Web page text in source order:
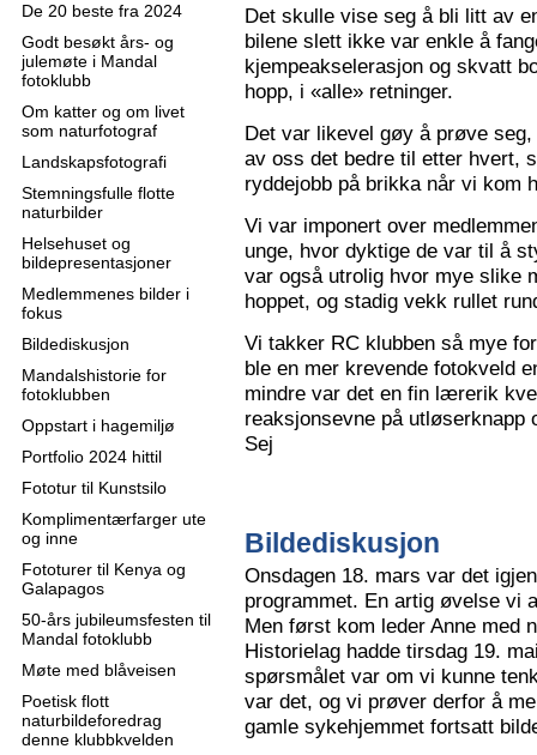
De 20 beste fra 2024
Godt besøkt års- og
julemøte i Mandal
fotoklubb
Om katter og om livet
som naturfotograf
Landskapsfotografi
Stemningsfulle flotte
naturbilder
Helsehuset og
bildepresentasjoner
Medlemmenes bilder i
fokus
Bildediskusjon
Mandalshistorie for
fotoklubben
Oppstart i hagemiljø
Portfolio 2024 hittil
Fototur til Kunstsilo
Komplimentærfarger ute
og inne
Fototurer til Kenya og
Galapagos
50-års jubileumsfesten til
Mandal fotoklubb
Møte med blåveisen
Poetisk flott
naturbildeforedrag
denne klubbkvelden
Det skulle vise seg å bli litt av
bilene slett ikke var enkle å
kjempeakselerasjon og skvatt
hopp, i «alle» retninger.
Det var likevel gøy å prøve
av oss det bedre til etter hvert,
ryddejobb på brikka når vi kom
Vi var imponert over
unge, hvor dyktige de var til å
var også utrolig hvor mye slike
hoppet, og stadig vekk rullet
Vi takker RC klubben så mye
ble en mer krevende fotokveld
mindre var det en fin lærerik
reaksjonsevne på utløserknapp
Sej
Bildediskusjon
Onsdagen 18. mars var det
programmet. En artig øvelse vi
Men først kom leder Anne med
Historielag hadde tirsdag 19.
spørsmålet var om vi kunne
var det, og vi prøver derfor å
gamle sykehjemmet fortsatt